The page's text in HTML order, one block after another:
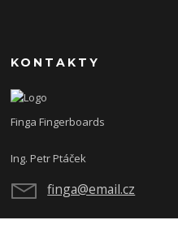
KONTAKTY
Finga Fingerboards
Ing. Petr Ptáček
finga@email.cz